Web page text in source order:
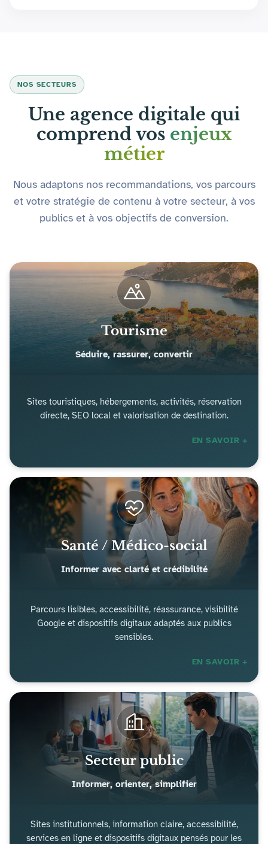
NOS SECTEURS
Une agence digitale qui
comprend vos enjeux
métier
Nous adaptons nos recommandations, vos parcours
et votre stratégie de contenu à votre secteur, à vos
publics et à vos objectifs de conversion.
Tourisme
Séduire, rassurer, convertir
Sites touristiques, hébergements, activités, réservation
directe, SEO local et valorisation de destination.
EN SAVOIR +
Santé / Médico-social
Informer avec clarté et crédibilité
Parcours lisibles, accessibilité, réassurance, visibilité
Google et dispositifs digitaux adaptés aux publics
sensibles.
EN SAVOIR +
Secteur public
Informer, orienter, simplifier
Sites institutionnels, information claire, accessibilité,
services en ligne et dispositifs digitaux pensés pour les